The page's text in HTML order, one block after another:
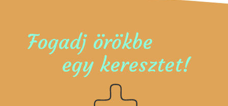
Fogadj örökbe
egy keresztet!